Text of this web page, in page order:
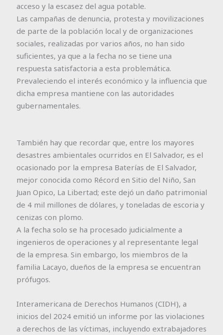
acceso y la escasez del agua potable.
Las campañas de denuncia, protesta y movilizaciones
de parte de la población local y de organizaciones
sociales, realizadas por varios años, no han sido
suficientes, ya que a la fecha no se tiene una
respuesta satisfactoria a esta problemática.
Prevaleciendo el interés económico y la influencia que
dicha empresa mantiene con las autoridades
gubernamentales.
También hay que recordar que, entre los mayores
desastres ambientales ocurridos en El Salvador, es el
ocasionado por la empresa Baterías de El Salvador,
mejor conocida como Récord en Sitio del Niño, San
Juan Opico, La Libertad; este dejó un daño patrimonial
de 4 mil millones de dólares, y toneladas de escoria y
cenizas con plomo.
A la fecha solo se ha procesado judicialmente a
ingenieros de operaciones y al representante legal
de la empresa. Sin embargo, los miembros de la
familia Lacayo, dueños de la empresa se encuentran
prófugos.
Interamericana de Derechos Humanos (CIDH), a
inicios del 2024 emitió un informe por las violaciones
a derechos de las víctimas, incluyendo extrabajadores